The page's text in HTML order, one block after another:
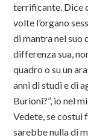
terrificante. Dice
volte l’organo
di mantra nel suo
differenza sua,
quadro o su un
anni di studi e di
Burioni?”, io nel
Vedete, se costui
sarebbe nulla di